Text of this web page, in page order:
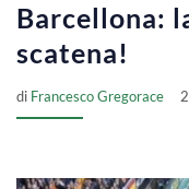
Barcellona:
scatena!
di Francesco Gregorace